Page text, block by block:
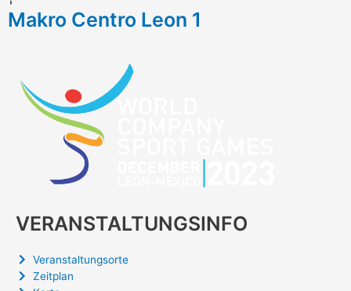
Makro Centro Leon 1
VERANSTALTUNGSINFO
Veranstaltungsorte
Zeitplan